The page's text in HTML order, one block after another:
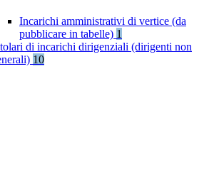
Incarichi amministrativi di vertice (da
pubblicare in tabelle) 1
di incarichi dirigenziali (dirigenti non
10